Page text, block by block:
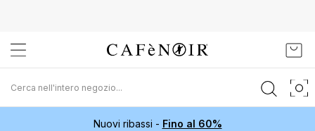
al
contenuto
Nuovi ribassi - Fino al 60%